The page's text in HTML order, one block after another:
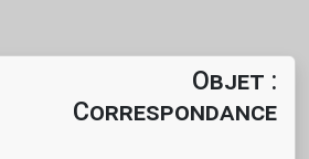
Objet :
Correspondance